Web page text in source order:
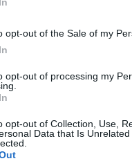
opt-out of the Sale of my
opt-out of processing my
opt-out of Collection, Use,
Data that Is
βίντεο από τη
της